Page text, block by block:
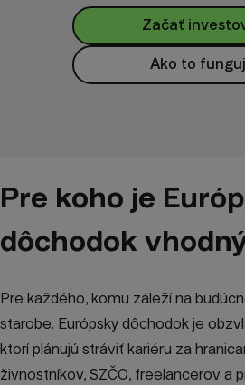
Začať
Ako to
Pre koho je
dôchodok
Pre každého, komu záleží na
starobe. Európsky dôchodok je
ktorí plánujú stráviť kariéru za
živnostníkov, SZČO, freelancerov a